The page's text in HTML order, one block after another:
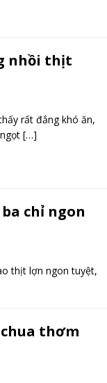
nhồi thịt
rất đắng khó ăn,
[…]
chỉ ngon
thịt lợn ngon tuyệt,
thơm